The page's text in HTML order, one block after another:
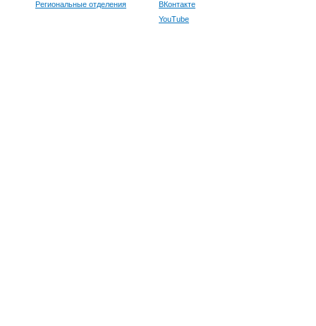
Региональные отделения
ВКонтакте
YouTube